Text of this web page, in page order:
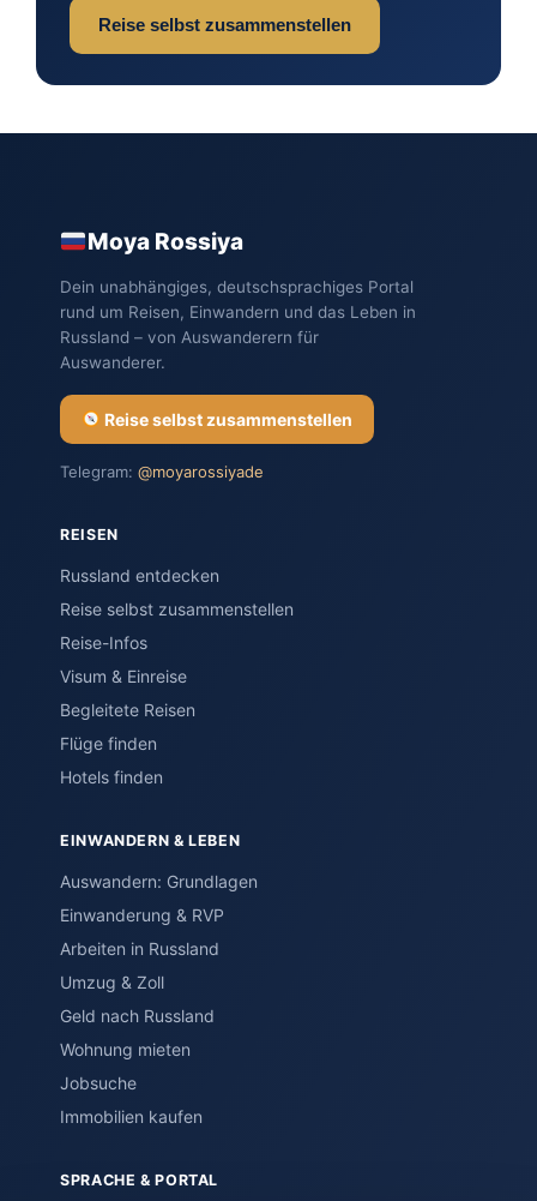
Reise selbst zusammenstellen
Moya Rossiya
Dein unabhängiges, deutschsprachiges Portal
rund um Reisen, Einwandern und das Leben in
Russland – von Auswanderern für
Auswanderer.
Reise selbst zusammenstellen
Telegram: @moyarossiyade
REISEN
Russland entdecken
Reise selbst zusammenstellen
Reise-Infos
Visum & Einreise
Begleitete Reisen
Flüge finden
Hotels finden
EINWANDERN & LEBEN
Auswandern: Grundlagen
Einwanderung & RVP
Arbeiten in Russland
Umzug & Zoll
Geld nach Russland
Wohnung mieten
Jobsuche
Immobilien kaufen
SPRACHE & PORTAL